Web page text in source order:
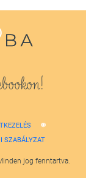
SZABÁLYZAT
jog fenntartva.